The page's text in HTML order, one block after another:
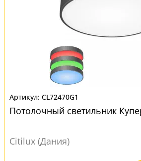
CL72470G1
Потолочный светильник
Citilux (Дания)